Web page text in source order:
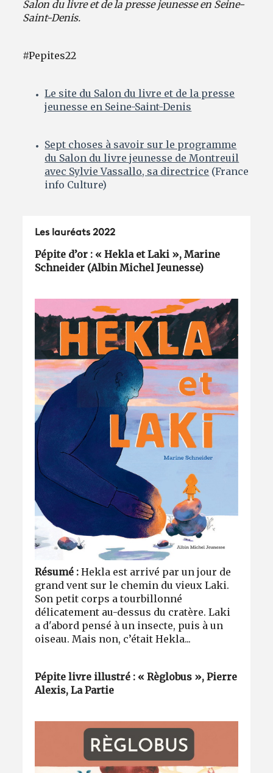
Salon du livre et de la presse jeunesse en Seine-
Saint-Denis.
#Pepites22
Le site du Salon du livre et de la presse
jeunesse en Seine-Saint-Denis
Sept choses à savoir sur le programme
du Salon du livre jeunesse de Montreuil
avec Sylvie Vassallo, sa directrice (France
info Culture)
Les lauréats 2022
Pépite d’or : « Hekla et Laki », Marine
Schneider (Albin Michel Jeunesse)
Résumé :Hekla est arrivé par un jour de
grand vent sur le chemin du vieux Laki.
Son petit corps a tourbillonné
délicatement au-dessus du cratère. Laki
a d'abord pensé à un insecte, puis à un
oiseau. Mais non, c’était Hekla...
Pépite livre illustré : « Règlobus », Pierre
Alexis, La Partie